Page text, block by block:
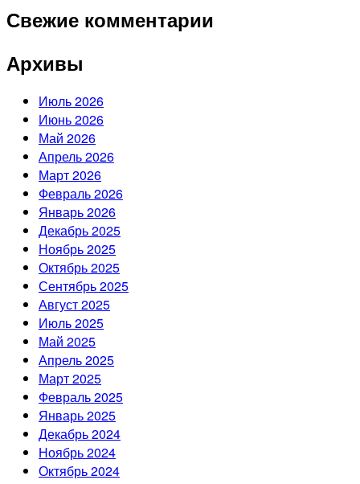
Свежие комментарии
Архивы
Июль 2026
Июнь 2026
Май 2026
Апрель 2026
Март 2026
Февраль 2026
Январь 2026
Декабрь 2025
Ноябрь 2025
Октябрь 2025
Сентябрь 2025
Август 2025
Июль 2025
Май 2025
Апрель 2025
Март 2025
Февраль 2025
Январь 2025
Декабрь 2024
Ноябрь 2024
Октябрь 2024